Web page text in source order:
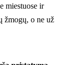
miestuose ir
žmogų, o ne už